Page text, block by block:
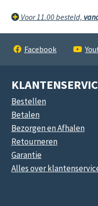
Voor 11.00 besteld,
Facebook
Bestellen
Betalen
Bezorgen en Afhalen
Retourneren
Garantie
Alles over